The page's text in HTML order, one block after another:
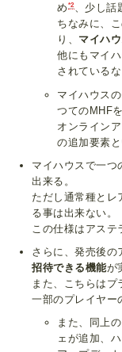
め*2、少し話
ちなみに、
り、 マイハ
他にもマイ
されている
マイハウス
つてのMHF
オンライン
の追加要素と
マイハウスで一つ
出来る。
ただし通常種とレ
る事は出来ない。
この仕様はアステ
さらに、発売後の
招待できる機能が
また、こちらは
一部のプレイヤー
また、同上
ェが追加、